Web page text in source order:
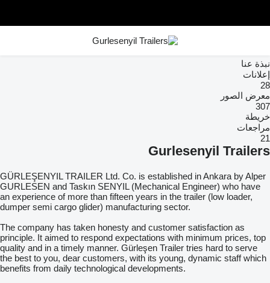
نبذة عنا
إعلانات
28
معرض الصور
307
خريطة
مراجعات
21
Gurlesenyil Trailers
GÜRLEŞENYIL TRAILER Ltd. Co. is established in Ankara by Alper
GURLESEN and Taskın SENYIL (Mechanical Engineer) who have
an experience of more than fifteen years in the trailer (low loader,
dumper semi cargo glider) manufacturing sector.
The company has taken honesty and customer satisfaction as
principle. It aimed to respond expectations with minimum prices, top
quality and in a timely manner. Gürleşen Trailer tries hard to serve
the best to you, dear customers, with its young, dynamic staff which
benefits from daily technological developments.